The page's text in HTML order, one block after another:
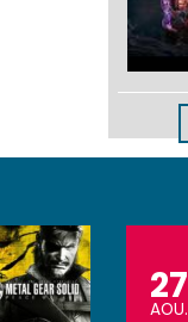
27
AOU.